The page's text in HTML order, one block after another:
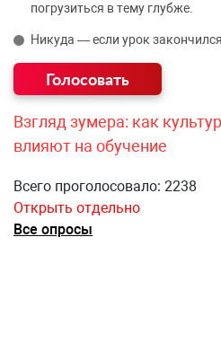
погрузиться в тему глубже.
Никуда — если урок
Взгляд зумера: как
влияют на обучение
Всего проголосовало: 2238
Открыть отдельно
Все опросы